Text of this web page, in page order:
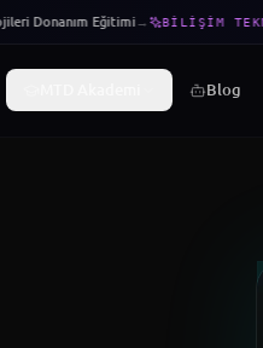
Donanım Eğitimi→ BILIŞIM
Blog